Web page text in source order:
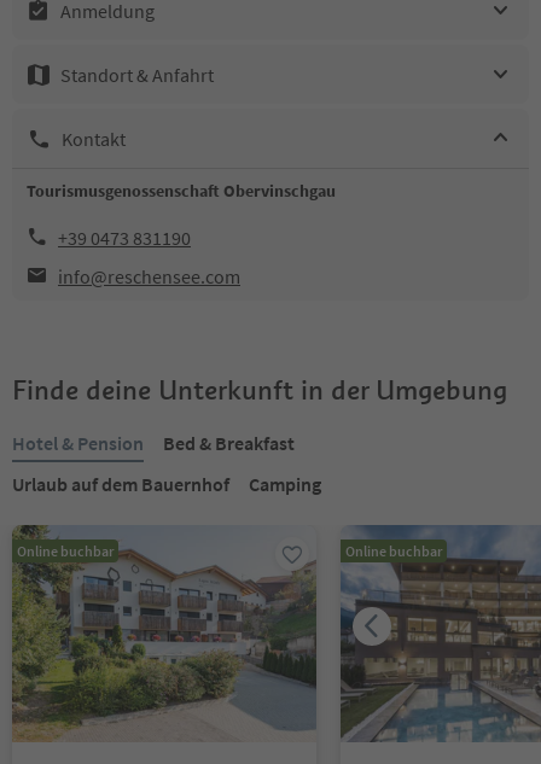
Anmeldung
Standort & Anfahrt
Kontakt
Tourismusgenossenschaft Obervinschgau
+39 0473 831190
info@reschensee.com
Finde deine Unterkunft in der Umgebung
Hotel & Pension
Bed & Breakfast
Urlaub auf dem Bauernhof
Camping
Online buchbar Online buchbar